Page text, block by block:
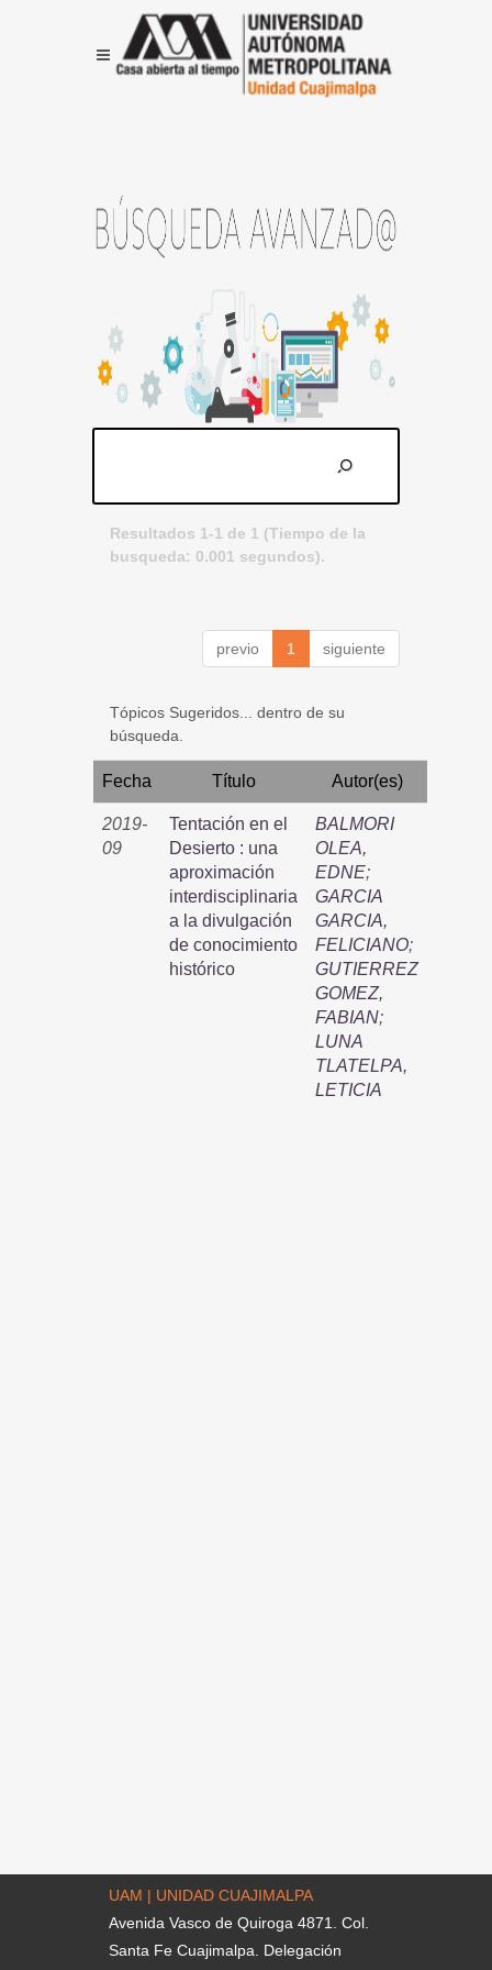
Resultados 1-1 de 1 (Tiempo de la
busqueda: 0.001 segundos).
previo 1 siguiente
Tópicos Sugeridos... dentro de su
búsqueda.
Fecha Título Autor(es)
2019-
09
Tentación en el
Desierto : una
aproximación
interdisciplinaria
a la divulgación
de conocimiento
histórico
BALMORI
OLEA,
EDNE;
GARCIA
GARCIA,
FELICIANO;
GUTIERREZ
GOMEZ,
FABIAN;
LUNA
TLATELPA,
LETICIA
UAM | UNIDAD CUAJIMALPA
Avenida Vasco de Quiroga 4871. Col.
Santa Fe Cuajimalpa. Delegación